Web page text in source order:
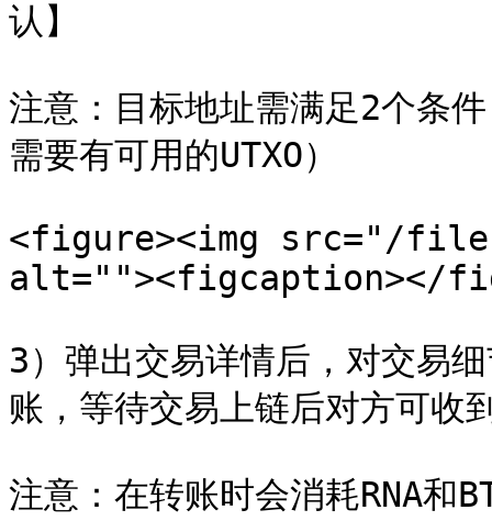
认】
注意：目标地址需满足2个条
需要有可用的UTXO）
<figure><img src="/files/
alt=""><figcaption></
3）弹出交易详情后，对交易
账，等待交易上链后对方可收
注意：在转账时会消耗RNA和